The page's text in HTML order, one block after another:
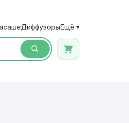
ДиффузорыЕщё ▾